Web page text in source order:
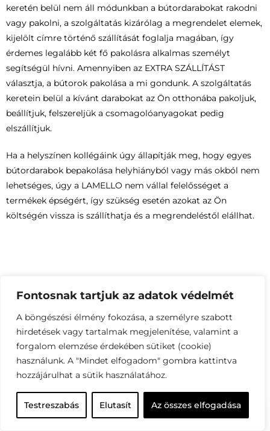
Fontosnak tartjuk az adatok védelmét
A böngészési élmény fokozása, a személyre szabott
hirdetések vagy tartalmak megjelenítése, valamint a
forgalom elemzése érdekében sütiket (cookie)
használunk. A "Mindet elfogadom" gombra kattintva
hozzájárulhat a sütik használatához.
Testreszabás Elutasít Az összes elfogadása
keretén belül nem áll módunkban a bútordarabokat rakodni
vagy pakolni, a szolgáltatás kizárólag a megrendelet elemek,
kijelölt címre történő szállítását foglalja magában, így
érdemes legalább két fő pakolásra alkalmas személyt
segítségül hívni. Amennyiben az EXTRA SZÁLLÍTÁST
választja, a bútorok pakolása a mi gondunk. A szolgáltatás
keretein belül a kívánt darabokat az Ön otthonába pakoljuk,
beállítjuk, felszereljük a csomagolóanyagokat pedig
elszállítjuk.
Ha a helyszínen kollégáink úgy állapítják meg, hogy egyes
bútordarabok bepakolása helyhiányból vagy más okból nem
lehetséges, úgy a LAMELLO nem vállal felelősséget a
termékek épségért, így szükség esetén azokat az Ön
költségén vissza is szállíthatja és a megrendeléstől elállhat.
Ezeket a bútorokat vásárolták mások a
fenti termékhez:
Gyakran ismételt kérdések
Van-e lehetőségem megtekinteni a